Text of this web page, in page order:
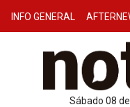
INFO GENERAL
sábado 08